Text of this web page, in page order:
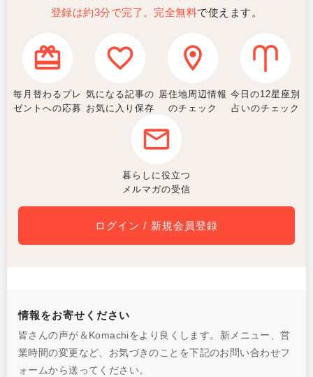
登録は約3分で完了。完全無料で使えます。
毎月替わるプレ
ゼントへの応募
気になる記事の
お気に入り保存
居住地周辺情報
のチェック
今日の12星座別
占いのチェック
暮らしに役立つ
メルマガの受信
ログイン / 新規会員登録
情報をお寄せください
皆さんの声が＆Komachiをより良くします。新メニュー、営
業時間の変更など、お気づきのことを下記のお問い合わせフ
ォームから送ってください。